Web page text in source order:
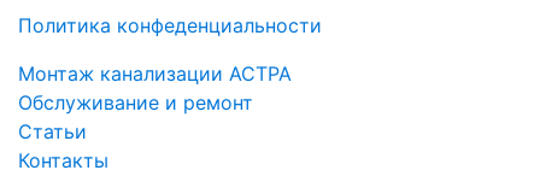
Политика конфеденциальности
Монтаж канализации АСТРА
Обслуживание и ремонт
Статьи
Контакты